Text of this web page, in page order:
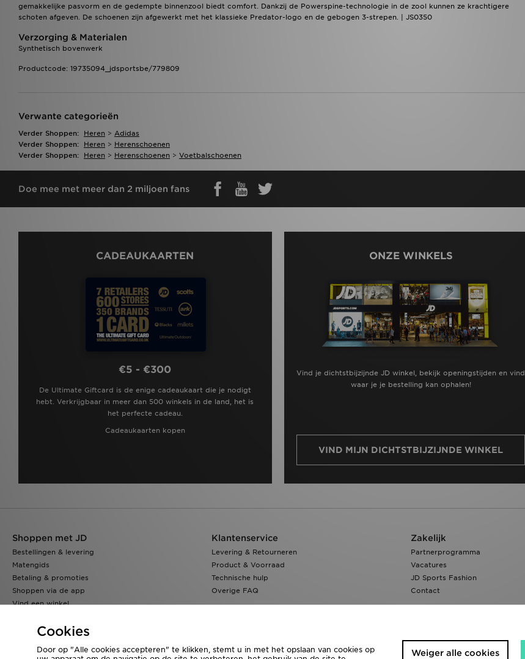
gemakkelijke pasvorm en de gedempte binnenzool biedt comfort. Dankzij de Powerspine-technologie in de zool kunnen ze krachtigere
schoten afgeven. De schoenen zijn afgewerkt met het klassieke Predator-logo en de gebogen 3-strepen. | JS0350
Verzorging & Materialen
Synthetisch bovenwerk
Productcode: 19735094_jdsportsbe/779809
Verwante categorieën
Verder Shoppen: Heren > Adidas
Verder Shoppen:
Heren > Herenschoenen
Verder Shoppen:
Heren > Herenschoenen > Voetbalschoenen
Doe mee met meer dan 2 miljoen fans
CADEAUKAARTEN
€5 - €300
De Ultimate Giftcard is de enige cadeaukaart die je nodigt
hebt. Verkrijgbaar in meer dan 500 winkels in de land, het is
het perfecte cadeau.
Cadeaukaarten kopen
ONZE WINKELS
Vind je dichtstbijzijnde JD winkel, bekijk openingstijden en vind
waar je je bestelling kan ophalen!
VIND MIJN DICHTSTBIJZIJNDE WINKEL
Shoppen met JD
Bestellingen & levering
Matengids
Betaling & promoties
Shoppen via de app
Vind een winkel
Klantenservice
Levering & Retourneren
Product & Voorraad
Technische hulp
Overige FAQ
Zakelijk
Partnerprogramma
Vacatures
JD Sports Fashion
Contact
Cookies
Door op "Alle cookies accepteren" te klikken, stemt u in met het opslaan van cookies op
Weiger alle cookies